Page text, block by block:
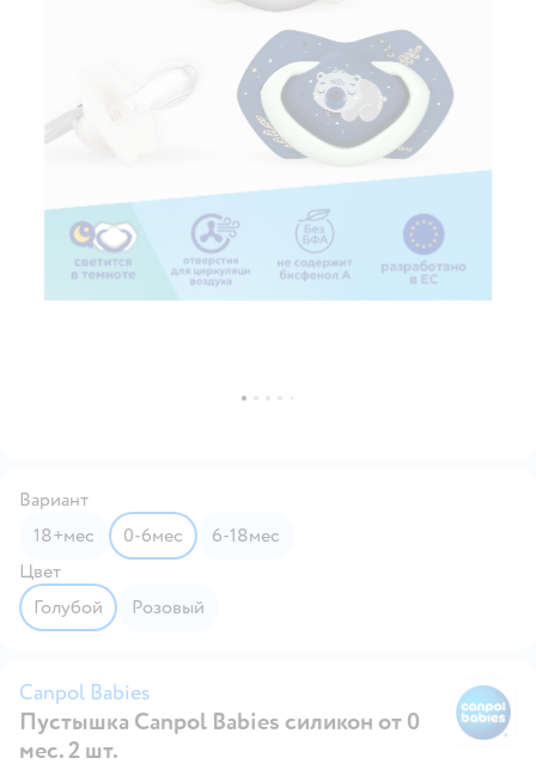
Вариант
18+мес
0-6мес
6-18мес
Цвет
голубой
розовый
Canpol Babies
Пустышка Canpol Babies силикон от 0
мес. 2 шт.